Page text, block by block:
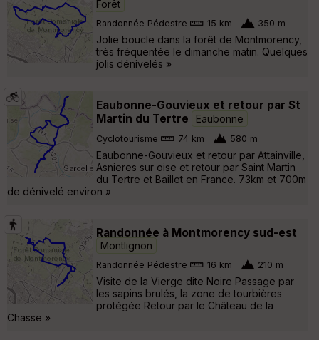
Forêt
Randonnée Pédestre 15 km 350 m
Jolie boucle dans la forêt de Montmorency,
très fréquentée le dimanche matin. Quelques
jolis dénivelés »
Eaubonne-Gouvieux et retour par St
Martin du Tertre
Eaubonne
Cyclotourisme 74 km 580 m
Eaubonne-Gouvieux et retour par Attainville,
Asnieres sur oise et retour par Saint Martin
du Tertre et Baillet en France. 73km et 700m
de dénivelé environ »
Randonnée à Montmorency sud-est
Montlignon
Randonnée Pédestre 16 km 210 m
Visite de la Vierge dite Noire Passage par
les sapins brulés, la zone de tourbières
protégée Retour par le Château de la
Chasse »